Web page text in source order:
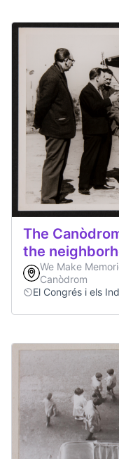
The
the
We Make
Canòdrom
El Congrés i els